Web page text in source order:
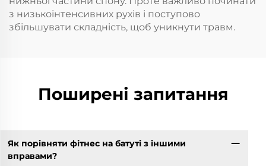
з низькоінтенсивних рухів і поступово
збільшувати складність, щоб уникнути травм.
Поширені запитання
Як порівняти фітнес на батуті з іншими
вправами?